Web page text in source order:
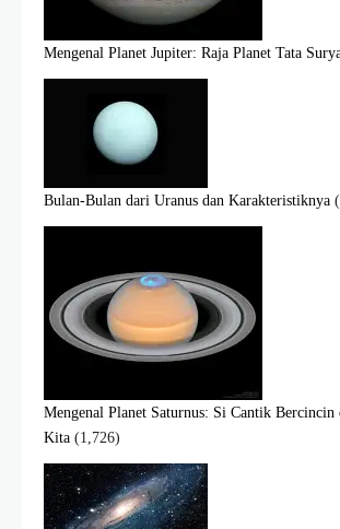
Mengenal Planet Jupiter: Raja Planet Tata
Bulan-Bulan dari Uranus dan Karakteristiknya
Mengenal Planet Saturnus: Si Cantik Bercincin
Kita (1,726)